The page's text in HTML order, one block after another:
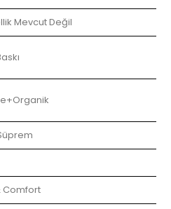
Mevcut Değil
Comfort